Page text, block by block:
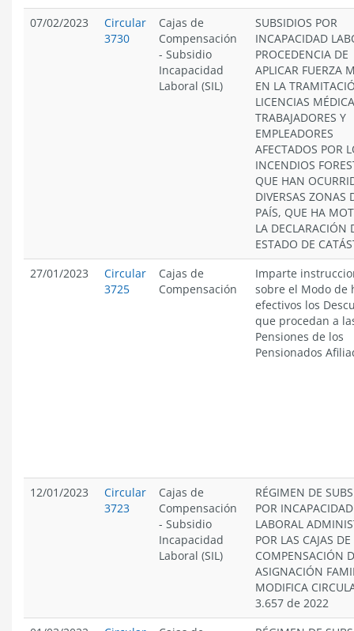
07/02/2023
Circular
3730
Cajas de
Compensación
- Subsidio
Incapacidad
Laboral (SIL)
SUBSIDIOS POR
INCAPACIDAD
PROCEDENCIA DE
APLICAR FUERZA
EN LA
LICENCIAS
TRABAJADORES Y
EMPLEADORES
AFECTADOS POR
INCENDIOS
QUE HAN
DIVERSAS ZONAS
PAÍS, QUE HA
LA DECLARACIÓN
ESTADO DE
27/01/2023
Circular
3725
Cajas de
Compensación
Imparte
sobre el Modo de
efectivos los
que procedan a
Pensiones de los
Pensionados
12/01/2023
Circular
3723
Cajas de
Compensación
- Subsidio
Incapacidad
Laboral (SIL)
RÉGIMEN DE
POR INCAPACIDAD
LABORAL
POR LAS CAJAS DE
COMPENSACIÓN
ASIGNACIÓN
MODIFICA
3.657 de 2022